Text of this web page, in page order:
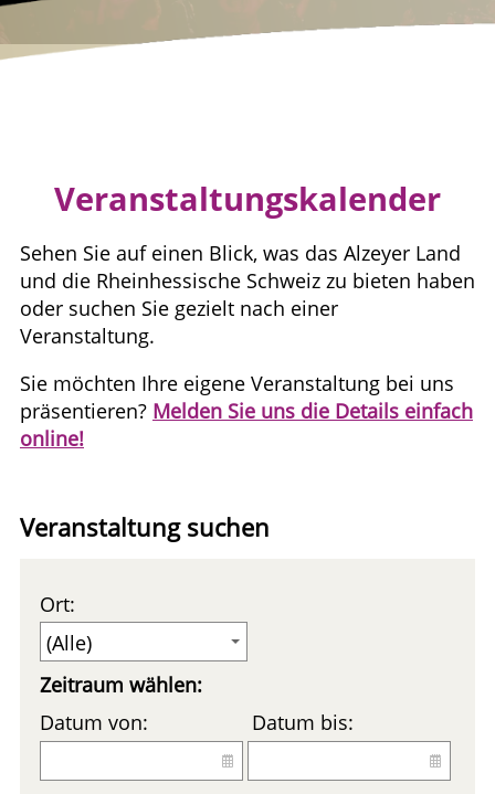
Veranstaltungskalender
Sehen Sie auf einen Blick, was das Alzeyer Land
und die Rheinhessische Schweiz zu bieten haben
oder suchen Sie gezielt nach einer
Veranstaltung.
Sie möchten Ihre eigene Veranstaltung bei uns
präsentieren? Melden Sie uns die Details einfach
online!
Veranstaltung suchen
Ort:
Zeitraum wählen:
Datum von:
Datum bis: